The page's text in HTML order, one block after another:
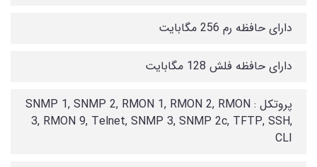
دارای حافظه رم 256 مگابایت
دارای حافظه فلش 128 مگابایت
پروتکل : SNMP 1, SNMP 2, RMON 1, RMON 2, RMON
3, RMON 9, Telnet, SNMP 3, SNMP 2c, TFTP, SSH,
CLI